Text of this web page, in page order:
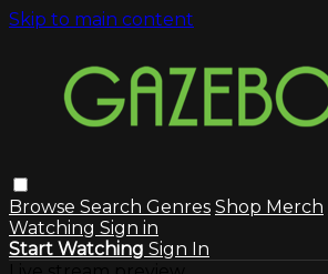
Skip to main content
Browse Search Genres Shop Merch
Watching Sign in
Start Watching Sign In